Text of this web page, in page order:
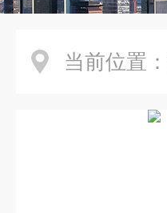
当前位置：